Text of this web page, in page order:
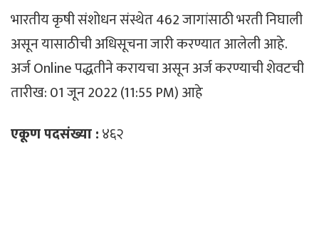
भारतीय कृषी संशोधन संस्थेत 462 जागांसाठी भरती निघाली
असून यासाठीची अधिसूचना जारी करण्यात आलेली आहे.
अर्ज Online पद्धतीने करायचा असून अर्ज करण्याची शेवटची
तारीख: 01 जून 2022 (11:55 PM) आहे
एकूण पदसंख्या :४६२